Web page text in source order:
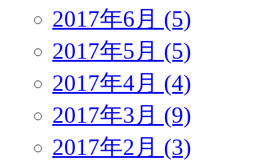
2017年6月 (5)
2017年5月 (5)
2017年4月 (4)
2017年3月 (9)
2017年2月 (3)